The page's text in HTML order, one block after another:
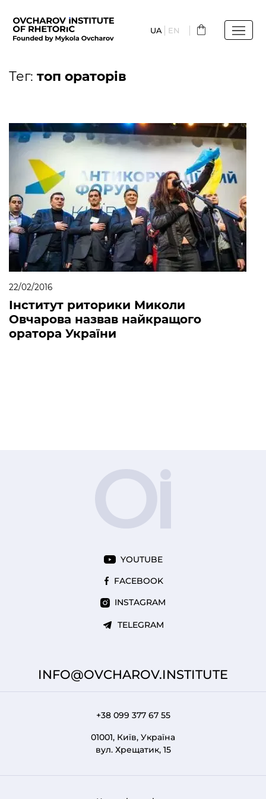
основного
UA EN
Тег: топ ораторів
22/02/2016
Інститут риторики Миколи
Овчарова назвав найкращого
оратора України
YOUTUBE
FACEBOOK
INSTAGRAM
TELEGRAM
INFO@OVCHAROV.INSTITUTE
+38 099 377 67 55
01001, Київ, Україна
вул. Хрещатик, 15